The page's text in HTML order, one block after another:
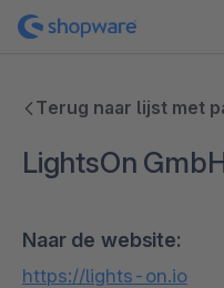
Terug naar lijst met
LightsOn
Naar de website:
https://lights-on.io